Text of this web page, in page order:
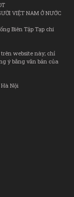
VIỆT NAM Ở NƯỚC
Biên Tập Tạp chí
website này; chỉ
ý bằng văn bản của
Nội